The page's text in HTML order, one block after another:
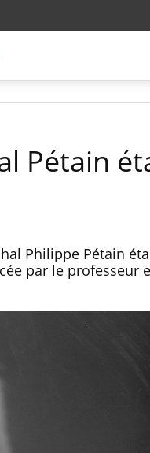
Pétain
Philippe Pétain
par le professeur